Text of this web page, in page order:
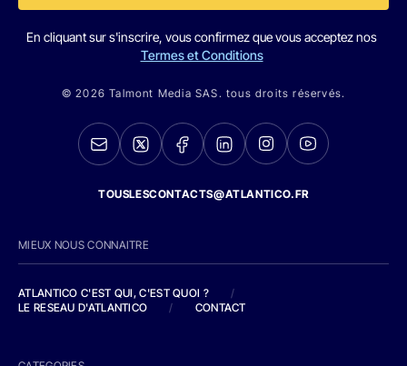
En cliquant sur s'inscrire, vous confirmez que vous acceptez nos
Termes et Conditions
© 2026 Talmont Media SAS. tous droits réservés.
TOUSLESCONTACTS@ATLANTICO.FR
MIEUX NOUS CONNAITRE
ATLANTICO C'EST QUI, C'EST QUOI ?
/
LE RESEAU D'ATLANTICO
/ CONTACT